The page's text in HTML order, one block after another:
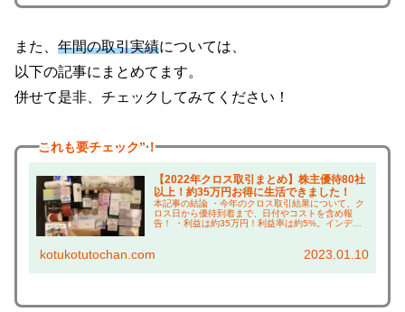
また、 年間の取引実績については、
以下の記事にまとめてます。
併せて是非、チェックしてみてください！
これも要チェック”！
【2022年クロス取引まとめ】株主優待80社
以上！約35万円お得に生活できました！
本記事の結論 ・今年のクロス取引結果について、ク
ロス日から優待到着まで、日付やコストを含め報
告！ ・利益は約35万円！利益率は約5%。インデッ
介！...
kotukotutochan.com 2023.01.10